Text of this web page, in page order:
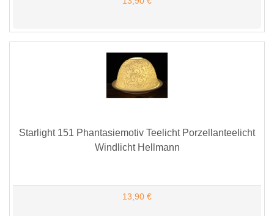
Starlight 151 Phantasiemotiv Teelicht Porzellanteelicht
Windlicht Hellmann
13,90 €